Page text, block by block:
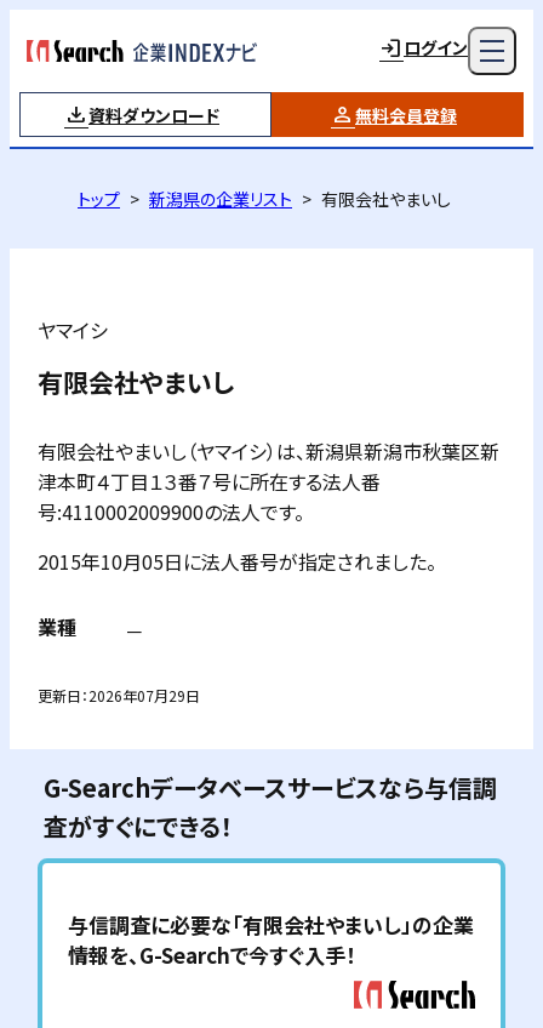
ログイン
資料ダウンロード 無料会員登録
トップ 新潟県の企業リスト 有限会社やまいし
ヤマイシ
有限会社やまいし
有限会社やまいし（ヤマイシ）は、新潟県新潟市秋葉区新
津本町４丁目１３番７号に所在する法人番
号:4110002009900の法人です。
2015年10月05日に法人番号が指定されました。
業種 －
更新日：2026年07月29日
G-Searchデータベースサービスなら与信調
査がすぐにできる！
与信調査に必要な「有限会社やまいし」の企業
情報を、G-Searchで今すぐ入手！